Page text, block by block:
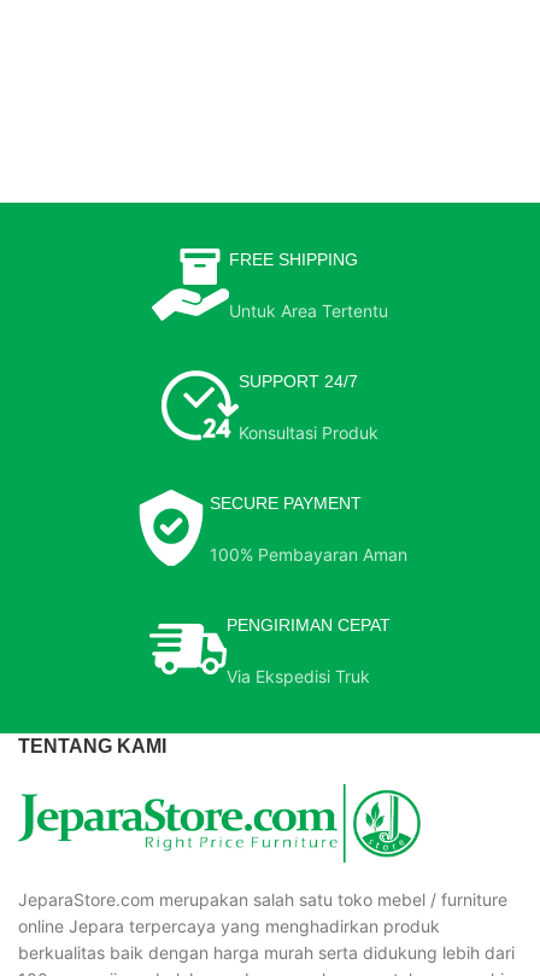
FREE SHIPPING
Untuk Area Tertentu
SUPPORT 24/7
Konsultasi Produk
SECURE PAYMENT
100% Pembayaran Aman
PENGIRIMAN CEPAT
Via Ekspedisi Truk
TENTANG KAMI
JeparaStore.com merupakan salah satu toko mebel / furniture
online Jepara terpercaya yang menghadirkan produk
berkualitas baik dengan harga murah serta didukung lebih dari